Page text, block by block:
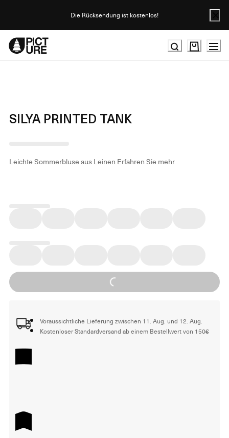
Die Rücksendung ist kostenlos!
SILYA PRINTED TANK
Leichte Sommerbluse aus Leinen Erfahren Sie mehr
Loading...
Voraussichtliche Lieferung zwischen 11. Aug. und 12. Aug.
Kostenloser Standardversand ab einem Bestellwert von 150€